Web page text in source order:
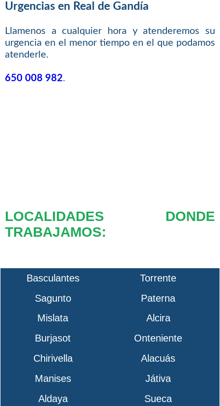
Urgencias en Real de Gandía
Llamenos a cualquier hora y atenderemos su
urgencia en el menor tiempo en el que podamos
atenderle.
650 008 982.
LOCALIDADES DONDE
TRABAJAMOS:
Basculantes
Torrente
Sagunto
Paterna
Mislata
Alcira
Burjasot
Onteniente
Chirivella
Alacuás
Manises
Játiva
Aldaya
Sueca